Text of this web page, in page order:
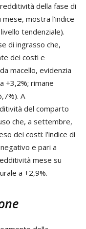
della fase di
mostra l’indice
tendenziale).
di ingrasso che,
dei costi e
macello, evidenzia
+3,2%; rimane
A
del comparto
che, a settembre,
dei costi: l’indice di
e pari a
mese su
a +2,9%.